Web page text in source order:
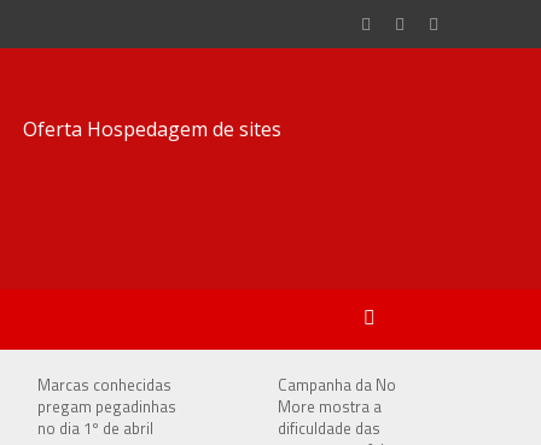
Marcas conhecidas
pregam pegadinhas
no dia 1º de abril
Campanha da No
More mostra a
dificuldade das